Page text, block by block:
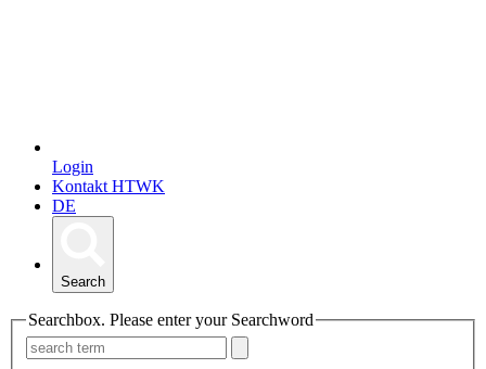
Login
Kontakt HTWK
DE
Search
Searchbox. Please enter your Searchword